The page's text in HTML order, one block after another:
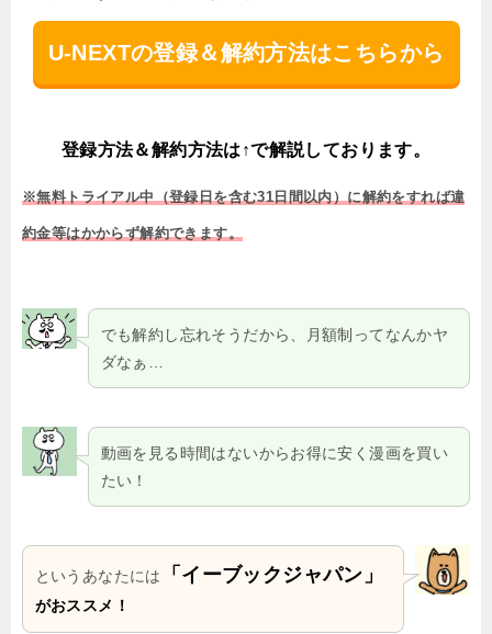
U-NEXTの登録＆解約方法はこちらから
登録方法＆解約方法は↑で解説しております。
※無料トライアル中（登録日を含む31日間以内）に解約をすれば違
約金等はかからず解約できます。
でも解約し忘れそうだから、月額制ってなんかヤ
ダなぁ…
動画を見る時間はないからお得に安く漫画を買い
たい！
というあなたには 「イーブックジャパン」
がおススメ！